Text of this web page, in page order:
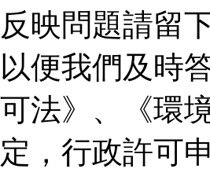
反映問題請留
以便我們及時
可法》、《環
定，行政許可